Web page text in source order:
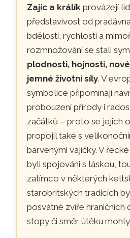
Zajíc a králík provázejí
představivost od
bdělosti, rychlosti a
rozmnožování se stali
plodnosti, hojnosti,
jemné životní síly. V
symbolice připomínají
probouzení přírody i
začátků – proto se jejich
propojil také s
barvenými vajíčky. V
byli spojováni s láskou,
zatímco v některých
starobritských tradicích
posvátné zvíře hraničních
stopy či směr útěku